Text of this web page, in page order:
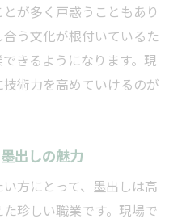
が多く戸惑うこともあり
う文化が根付いているた
きるようになります。現
術力を高めていけるのが
出しの魅力
方にとって、墨出しは高
珍しい職業です。現場で